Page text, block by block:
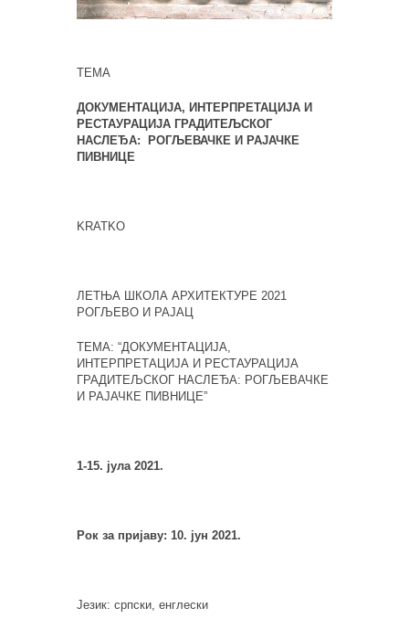
ТЕМА
ДОКУМЕНТАЦИЈА, ИНТЕРПРЕТАЦИЈА И
РЕСТАУРАЦИЈА ГРАДИТЕЉСКОГ
НАСЛЕЂА: РОГЉЕВАЧКЕ И РАЈАЧКЕ
ПИВНИЦЕ
KRATKO
ЛЕТЊА ШКОЛА АРХИТЕКТУРЕ 2021
РОГЉЕВО И РАЈАЦ
ТЕМА: “ДОКУМЕНТАЦИЈА,
ИНТЕРПРЕТАЦИЈА И РЕСТАУРАЦИЈА
ГРАДИТЕЉСКОГ НАСЛЕЂА: РОГЉЕВАЧКЕ
И РАЈАЧКЕ ПИВНИЦЕ”
1-15. јула 2021.
Рок за пријаву: 10. јун 2021.
Језик: српски, енглески